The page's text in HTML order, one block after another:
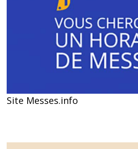
Site Messes.info